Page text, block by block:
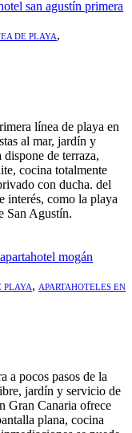
DE PLAYA,
línea de playa en
al mar, jardín y
de terraza,
cocina totalmente
con ducha. del
interés, como la playa
San Agustín.
PLAYA, APARTAHOTELES EN
a pocos pasos de la
jardín y servicio de
Gran Canaria ofrece
plana, cocina